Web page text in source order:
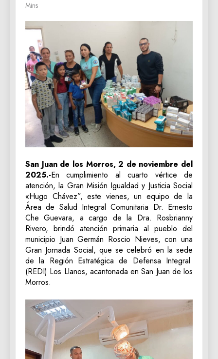
Mins
San Juan de los Morros, 2 de noviembre del
2025.-En cumplimiento al cuarto vértice de
atención, la Gran Misión Igualdad y Justicia Social
«Hugo Chávez”, este vienes, un equipo de la
Área de Salud Integral Comunitaria Dr. Ernesto
Che Guevara, a cargo de la Dra. Rosbrianny
Rivero, brindó atención primaria al pueblo del
municipio Juan Germán Roscio Nieves, con una
Gran Jornada Social, que se celebró en la sede
de la Región Estratégica de Defensa Integral
(REDI) Los Llanos, acantonada en San Juan de los
Morros.